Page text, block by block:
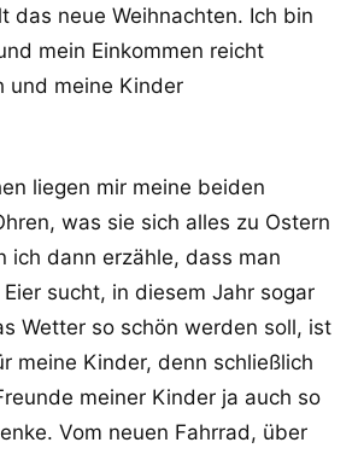
das neue Weihnachten. Ich bin
mein Einkommen reicht
und meine Kinder
liegen mir meine beiden
was sie sich alles zu Ostern
ich dann erzähle, dass man
sucht, in diesem Jahr sogar
Wetter so schön werden soll, ist
meine Kinder, denn schließlich
meiner Kinder ja auch so
Vom neuen Fahrrad, über